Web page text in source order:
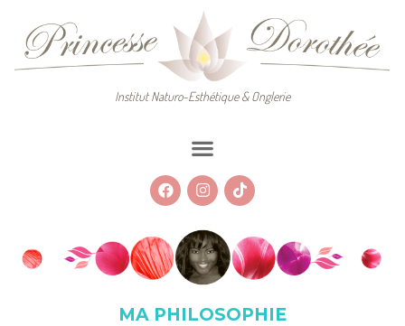
Institut Naturo-Esthétique & Onglerie
MA PHILOSOPHIE